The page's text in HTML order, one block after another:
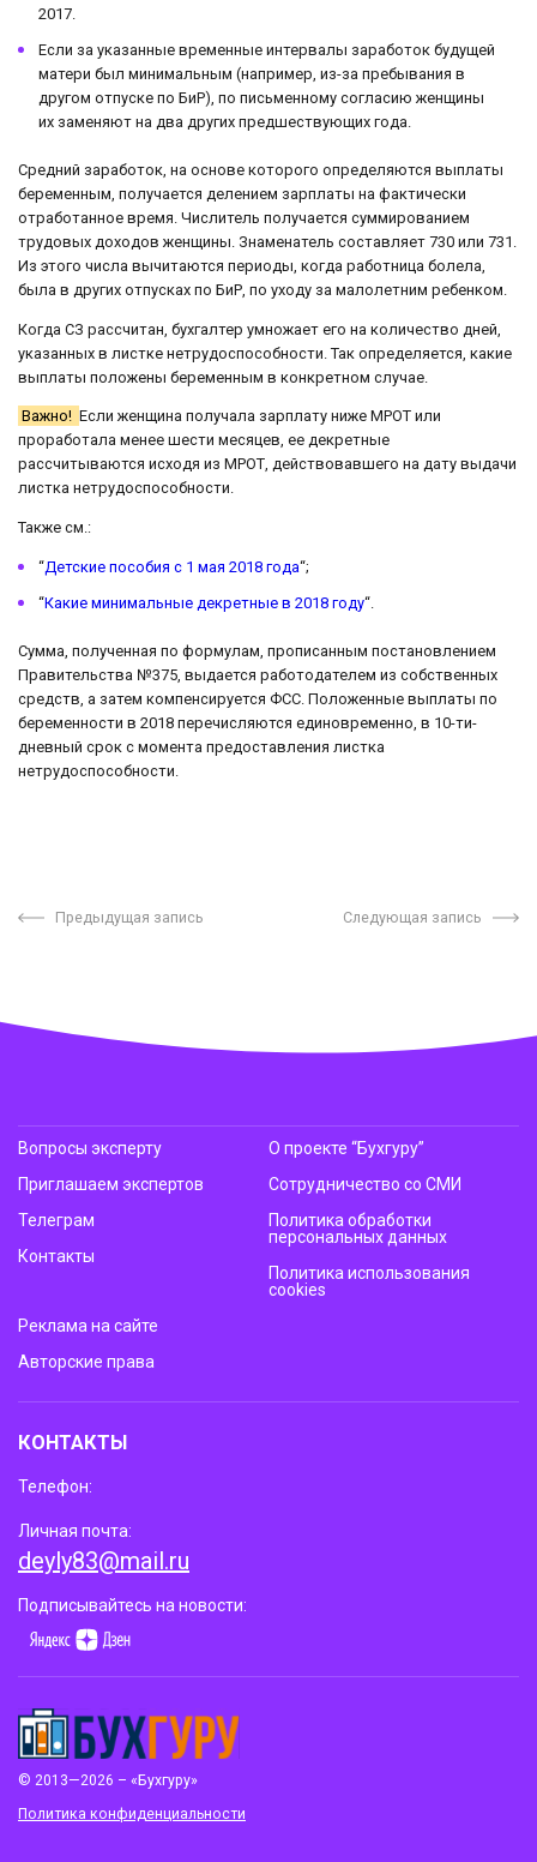
2017.
Если за указанные временные интервалы заработок будущей
матери был минимальным (например, из-за пребывания в
другом отпуске по БиР), по письменному согласию женщины
их заменяют на два других предшествующих года.
Средний заработок, на основе которого определяются выплаты
беременным, получается делением зарплаты на фактически
отработанное время. Числитель получается суммированием
трудовых доходов женщины. Знаменатель составляет 730 или 731.
Из этого числа вычитаются периоды, когда работница болела,
была в других отпусках по БиР, по уходу за малолетним ребенком.
Когда СЗ рассчитан, бухгалтер умножает его на количество дней,
указанных в листке нетрудоспособности. Так определяется, какие
выплаты положены беременным в конкретном случае.
Важно! Если женщина получала зарплату ниже МРОТ или
проработала менее шести месяцев, ее декретные
рассчитываются исходя из МРОТ, действовавшего на дату выдачи
листка нетрудоспособности.
Также см.:
“Детские пособия с 1 мая 2018 года“;
“Какие минимальные декретные в 2018 году“.
Сумма, полученная по формулам, прописанным постановлением
Правительства №375, выдается работодателем из собственных
средств, а затем компенсируется ФСС. Положенные выплаты по
беременности в 2018 перечисляются единовременно, в 10-ти-
дневный срок с момента предоставления листка
нетрудоспособности.
Предыдущая запись Следующая запись
© 2013—2026 – «Бухгуру»
Политика конфиденциальности
Вопросы эксперту
Приглашаем экспертов
Телеграм
Контакты
О проекте “Бухгуру”
Сотрудничество со СМИ
Политика обработки
персональных данных
Политика использования
cookies
Реклама на сайте
Авторские права
КОНТАКТЫ
Телефон:
Личная почта:
deyly83@mail.ru
Подписывайтесь на новости: